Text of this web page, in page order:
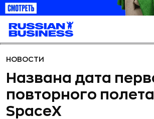
НОВОСТИ
Названа дата
повторного
SpaceX